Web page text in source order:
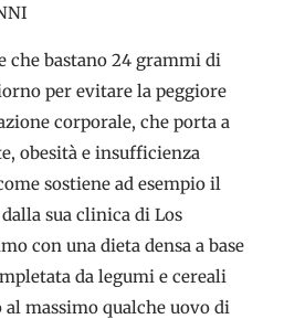
che bastano 24 grammi di
per evitare la peggiore
corporale, che porta a
obesità e insufficienza
sostiene ad esempio il
sua clinica di Los
con una dieta densa a base
da legumi e cereali
massimo qualche uovo di